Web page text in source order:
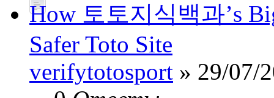
How 토토지식백과’s
Safer Toto Site
verifytotosport » 29/07/